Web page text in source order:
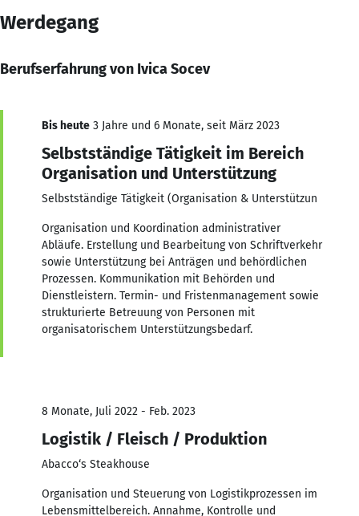
Werdegang
Berufserfahrung von Ivica Socev
Bis heute 3 Jahre und 6 Monate, seit März 2023
Selbstständige Tätigkeit im Bereich
Organisation und Unterstützung
Selbstständige Tätigkeit (Organisation & Unterstützun
Organisation und Koordination administrativer
Abläufe. Erstellung und Bearbeitung von Schriftverkehr
sowie Unterstützung bei Anträgen und behördlichen
Prozessen. Kommunikation mit Behörden und
Dienstleistern. Termin- und Fristenmanagement sowie
strukturierte Betreuung von Personen mit
organisatorischem Unterstützungsbedarf.
8 Monate, Juli 2022 - Feb. 2023
Logistik / Fleisch / Produktion
Abacco‘s Steakhouse
Organisation und Steuerung von Logistikprozessen im
Lebensmittelbereich. Annahme, Kontrolle und